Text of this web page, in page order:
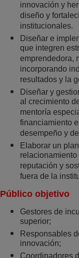
innovación y
diseño y
institucionales.
Diseñar e
que integren
emprendedora,
incorporando
resultados y la
Diseñar y
al crecimiento
mentoría
financiamiento
desempeño y
Elaborar un
reputación y
fuera de la
Público objetivo
Gestores de
superior;
Responsables
innovación;
Coordinadores